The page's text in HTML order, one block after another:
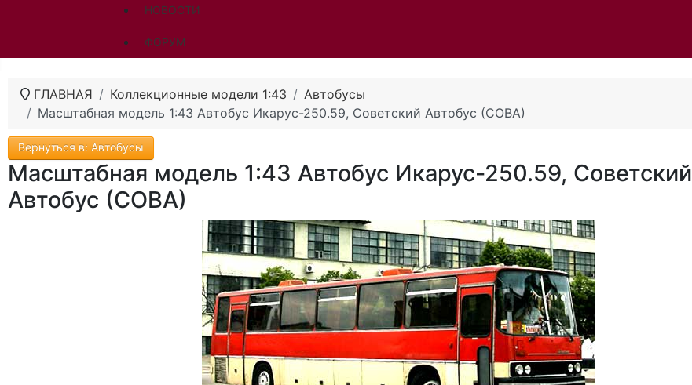
НОВОСТИ
ФОРУМ
ГЛАВНАЯ Коллекционные модели 1:43
Автобусы
Масштабная модель 1:43 Автобус Икарус-250.59, Советский Автобус (СОВА)
Вернуться в: Автобусы
Масштабная модель 1:43 Автобус Икарус-250.59, Советский
Автобус (СОВА)